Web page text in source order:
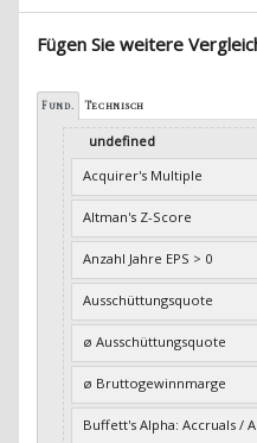
Fügen Sie weitere
Fund. Technisch
undefined
Acquirer's Multiple
Altman's Z-Score
Anzahl Jahre EPS > 0
Ausschüttungsquote
ø Ausschüttungsquote
ø Bruttogewinnmarge
Buffett's Alpha: Accruals /